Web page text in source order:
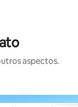
aspectos.